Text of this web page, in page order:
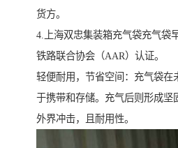
货方。
4.上海双忠集装箱充气袋充气袋
铁路联合协会（AAR）认证。
轻便耐用，节省空间：充气袋在
于携带和存储。充气后则形成坚
外界冲击，且耐用性。